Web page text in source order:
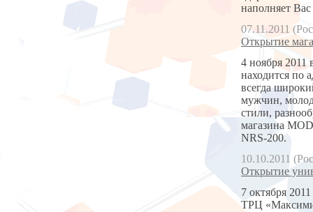
наполняет
07.11.2011
Открытие
4 ноября 2011
находится по
всегда
мужчин,
стили,
магазина
NRS-200.
10.10.2011
Открытие
7 октября
ТРЦ